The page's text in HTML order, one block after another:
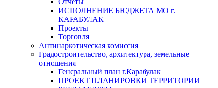
ИСПОЛНЕНИЕ БЮДЖЕТА МО г.
КАРАБУЛАК
Проекты
Торговля
Антинаркотическая комиссия
Градостроительство, архитектура, земельные
отношения
Генеральный план г.Карабулак
ПРОЕКТ ПЛАНИРОВКИ ТЕРРИТОРИИ